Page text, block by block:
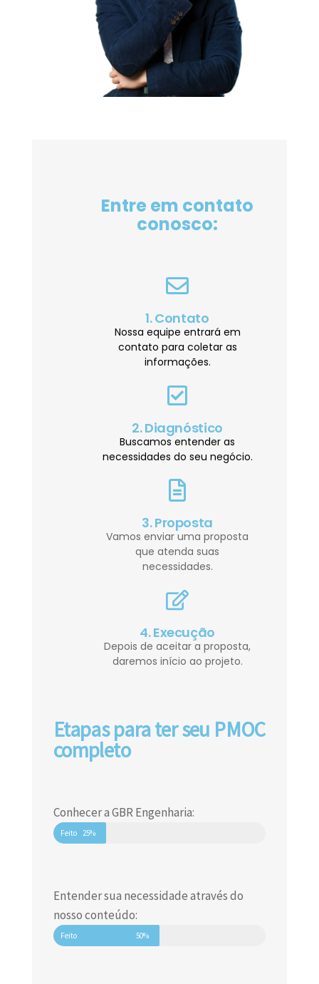
Entre em contato
conosco:
1. Contato
Nossa equipe entrará em
contato para coletar as
informações.
2. Diagnóstico
Buscamos entender as
necessidades do seu negócio.
3. Proposta
Vamos enviar uma proposta
que atenda suas
necessidades.
4. Execução
Depois de aceitar a proposta,
daremos início ao projeto.
Etapas para ter seu PMOC
completo
Conhecer a GBR Engenharia:
Feito 25%
Entender sua necessidade através do
nosso conteúdo:
Feito 50%